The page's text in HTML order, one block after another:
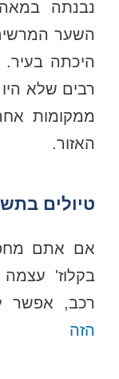
השער
היכתה בעיר.
רבים שלא
ממקומות
האזור.
טיולים
אם אתם
בקלוז' עצמה
רכב, אפשר
הזה